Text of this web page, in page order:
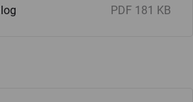
PDF 181 KB